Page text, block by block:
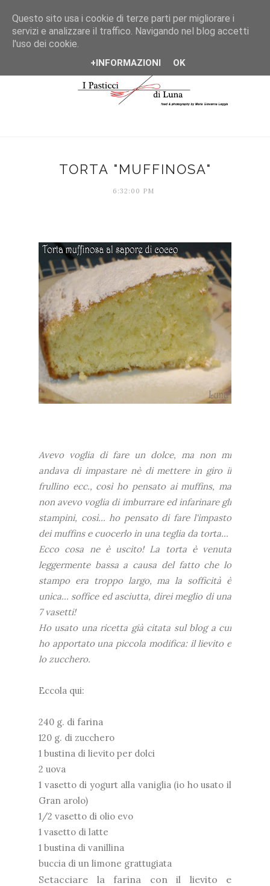
TORTA "MUFFINOSA"
6:32:00 PM
Avevo voglia di fare un dolce, ma non mi
andava di impastare nè di mettere in giro il
frullino ecc., così ho pensato ai muffins, ma
non avevo voglia di imburrare ed infarinare gli
stampini, così... ho pensato di fare l'impasto
dei muffins e cuocerlo in una teglia da torta...
Ecco cosa ne è uscito! La torta è venuta
leggermente bassa a causa del fatto che lo
stampo era troppo largo, ma la sofficità è
unica... soffice ed asciutta, direi meglio di una
7 vasetti!
Ho usato una ricetta già citata sul blog a cui
ho apportato una piccola modifica: il lievito e
lo zucchero.
Eccola qui:
240 g. di farina
120 g. di zucchero
1 bustina di lievito per dolci
2 uova
1 vasetto di yogurt alla vaniglia (io ho usato il
Gran arolo)
1/2 vasetto di olio evo
1 vasetto di latte
1 bustina di vanillina
buccia di un limone grattugiata
Setacciare la farina con il lievito e
Questo sito usa i cookie di terze parti per migliorare i
servizi e analizzare il traffico. Navigando nel blog accetti
l'uso dei cookie.
+INFORMAZIONI OK